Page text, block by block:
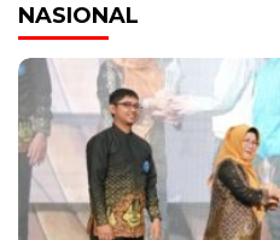
NASIONAL